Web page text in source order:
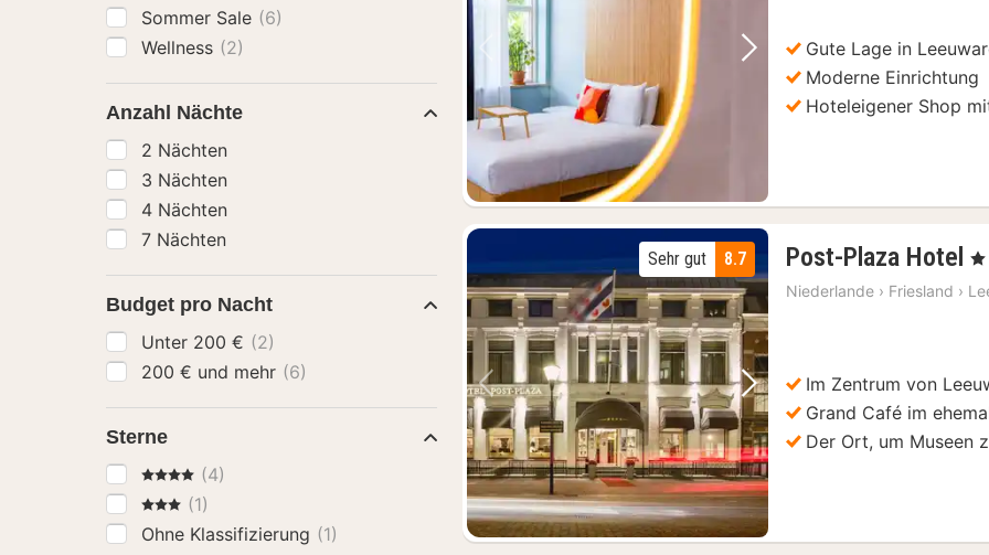
Vorheriges Bild Nächstes Bild
Gute Lage in
Moderne Einrichtung
Hoteleigener Shop
Vorheriges Bild Nächstes Bild
8.7
Sehr gut Post-Plaza Hotel 1
, 4
Niederlande › Friesland ›
Im Zentrum von
Grand Café im
Der Ort, um Museen
Sommer Sale (6)
Wellness (2)
Anzahl Nächte
2 Nächten
3 Nächten
4 Nächten
7 Nächten
Budget pro Nacht
Unter 200 € (2)
200 € und mehr (6)
Sterne
4 Sterne(4)
3 Sterne
(1)
Ohne Klassifizierung (1)